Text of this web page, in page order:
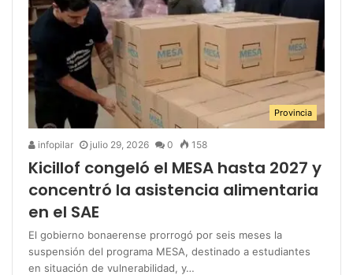
Provincia
infopilar julio 29, 2026 0 158
Kicillof congeló el MESA hasta 2027 y
concentró la asistencia alimentaria
en el SAE
El gobierno bonaerense prorrogó por seis meses la
suspensión del programa MESA, destinado a estudiantes
en situación de vulnerabilidad, y…